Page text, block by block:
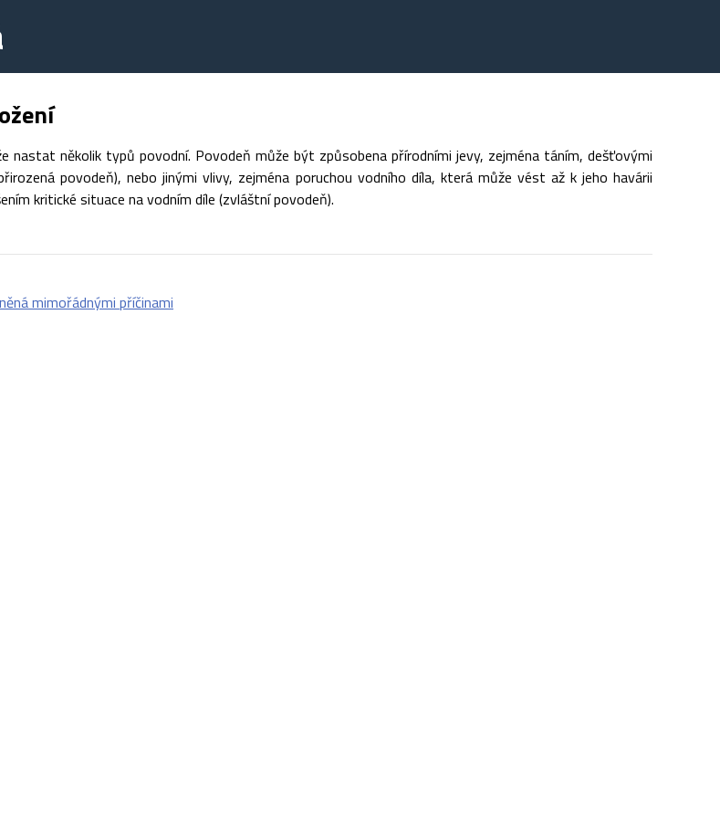
nastat několik typů povodní. Povodeň může být způsobena přírodními jevy, zejména táním, dešťovými
povodeň), nebo jinými vlivy, zejména poruchou vodního díla, která může vést až k jeho havárii
kritické situace na vodním díle (zvláštní povodeň).
mimořádnými příčinami